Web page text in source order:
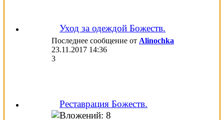
Уход за одеждой Божеств.
Последнее сообщение от Alinochka
23.11.2017 14:36
3
Реставрация Божеств.